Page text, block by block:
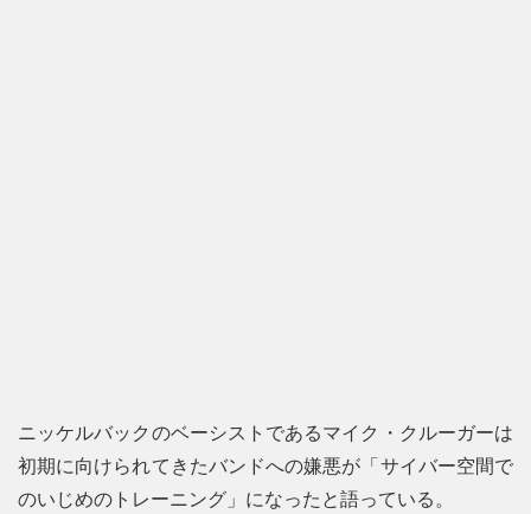
ニッケルバックのベーシストであるマイク・クルーガーは
初期に向けられてきたバンドへの嫌悪が「サイバー空間で
のいじめのトレーニング」になったと語っている。